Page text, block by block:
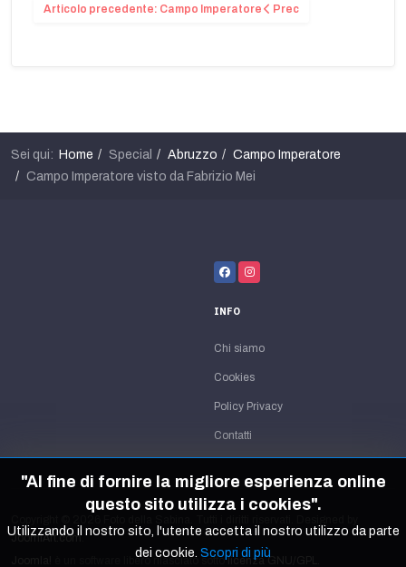
Articolo precedente: Campo Imperatore Prec
Sei qui: Home Special Abruzzo
Campo Imperatore
Campo Imperatore visto da Fabrizio Mei
INFO
Chi siamo
Cookies
Policy Privacy
Contatti
JoomlArt.com
è un software libero rilasciato sottolicenza GNU/GPL.
"Al fine di fornire la migliore esperienza online
questo sito utilizza i cookies".
Utilizzando il nostro sito, l'utente accetta il nostro utilizzo da parte
dei cookie. Scopri di più